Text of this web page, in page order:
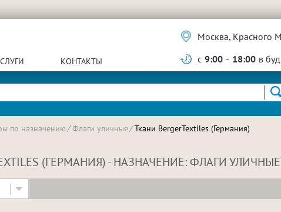
КОНТАКТЫ
Москва, Красного
с 9:00 - 18:00 в
по назначению Флаги уличные Ткани BergerTextiles (Германия)
(ГЕРМАНИЯ) - НАЗНАЧЕНИЕ: ФЛАГИ УЛИЧНЫЕ